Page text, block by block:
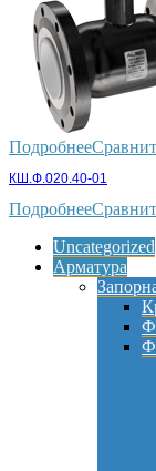
Подробнее
КШ.Ф.020.40-01
Подробнее
Uncategorized
Арматура